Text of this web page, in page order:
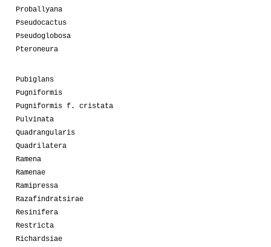
Proballyana
Pseudocactus
Pseudoglobosa
Pteroneura
Pubiglans
Pugniformis
Pugniformis f. cristata
Pulvinata
Quadrangularis
Quadrilatera
Ramena
Ramenae
Ramipressa
Razafindratsirae
Resinifera
Restricta
Richardsiae